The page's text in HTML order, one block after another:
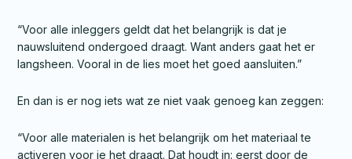
“Voor alle inleggers geldt dat het belangrijk is dat je
nauwsluitend ondergoed draagt. Want anders gaat het er
langsheen. Vooral in de lies moet het goed aansluiten.”
En dan is er nog iets wat ze niet vaak genoeg kan zeggen:
“Voor alle materialen is het belangrijk om het materiaal te
activeren voor je het draagt. Dat houdt in: eerst door de